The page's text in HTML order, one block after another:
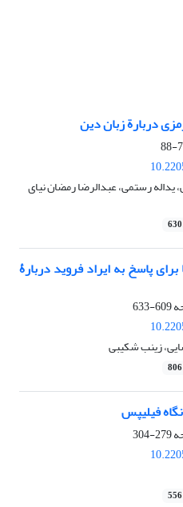
دربارة زبان دین
رستمی، عبدالرضا رمضان نیای
پاسخ به ایراد فروید دربارۀ
609-633
زینب شکیبی
فیلیپس
279-304